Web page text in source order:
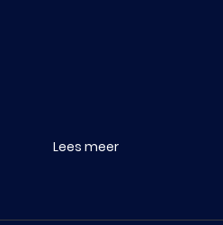
Lees meer